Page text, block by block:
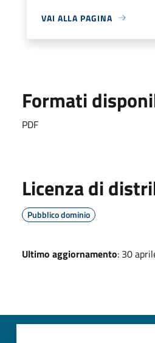
VAI ALLA PAGINA
Formati
PDF
Licenza di
Pubblico dominio
Ultimo aggiornamento: 30